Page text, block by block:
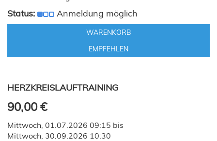
Status:
Anmeldung möglich
WARENKORB
EMPFEHLEN
HERZKREISLAUFTRAINING
90,00 €
Mittwoch, 01.07.2026 09:15 bis
Mittwoch, 30.09.2026 10:30